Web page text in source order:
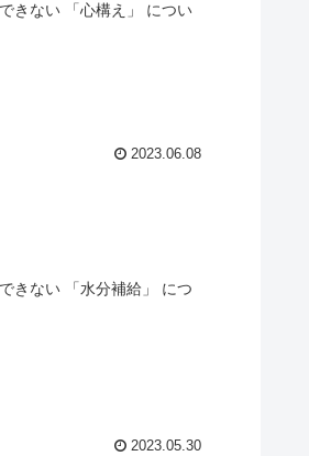
きない 「心構え」 につい
2023.06.08
きない 「水分補給」 につ
2023.05.30